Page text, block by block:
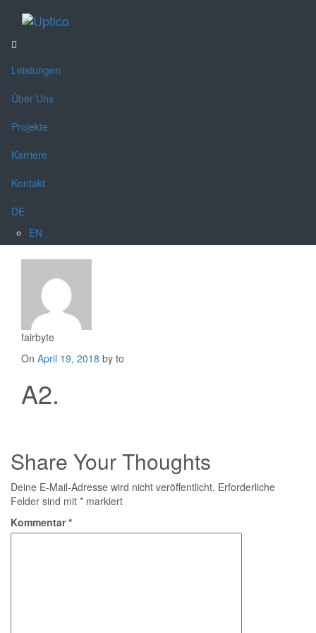
Leistungen
Über Uns
Projekte
Karriere
Kontakt
DE
EN
fairbyte
On Posted
April 19, 2018 by to
A2.
Share Your Thoughts
Deine E-Mail-Adresse wird nicht veröffentlicht. Erforderliche
Felder sind mit * markiert
Kommentar*